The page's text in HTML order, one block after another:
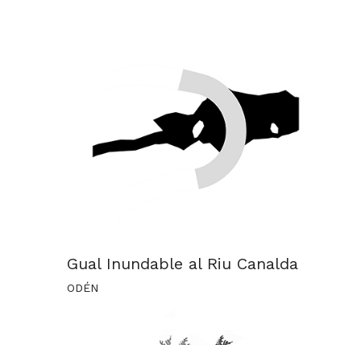
Gual Inundable al Riu Canalda
ODÉN